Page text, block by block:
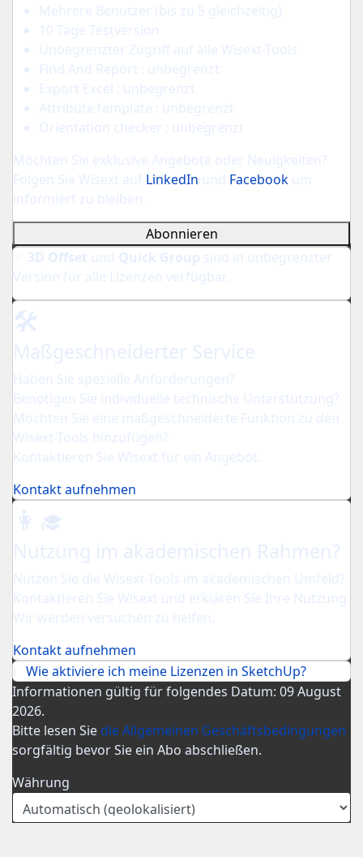
Mehrere Benutzer (bis zu 5 gleichzeitig)
10 Tage Testversion
Unbegrenzter Zugriff auf alle Wisext-Tools
Find And Report : unbegrenzt
Export Excel : unbegrenzt
Attribute template : unbegrenzt
Orientation checker : unbegrenzt
Möchten Sie exklusive Angebote oder Neuigkeiten?
Folgen Sie Wisext auf LinkedIn und Facebook um
informiert zu bleiben.
Abonnieren
3D Offset und Quick Group sind in unbegrenzter
Version für alle Lizenzen verfügbar.
🛠️
Maßgeschneiderter Service
Haben Sie spezielle Anforderungen?
Benötigen Sie individuelle technische Unterstützung?
Möchten Sie eine maßgeschneiderte Funktion zu den
Wisext-Tools hinzufügen?
Kontaktieren Sie Wisext für ein Angebot.
Kontakt aufnehmen
👩‍🎓
Nutzung im akademischen Rahmen?
Nutzen Sie die Wisext-Tools im akademischen Umfeld?
Kontaktieren Sie Wisext und erklären Sie Ihre Nutzung.
Wir werden versuchen zu helfen.
Kontakt aufnehmen
Wie aktiviere ich meine Lizenzen in SketchUp?
Informationen gültig für folgendes Datum: 09 August
2026.
Bitte lesen Sie die Allgemeinen Geschäftsbedingungen
sorgfältig bevor Sie ein Abo abschließen.
Währung